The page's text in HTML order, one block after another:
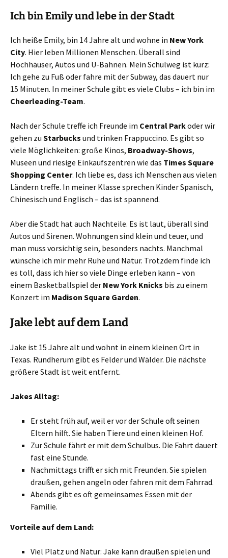
Ich bin Emily und lebe in der Stadt
Ich heiße Emily, bin 14 Jahre alt und wohne in New York
City. Hier leben Millionen Menschen. Überall sind
Hochhäuser, Autos und U-Bahnen. Mein Schulweg ist kurz:
Ich gehe zu Fuß oder fahre mit der Subway, das dauert nur
15 Minuten. In meiner Schule gibt es viele Clubs – ich bin im
Cheerleading-Team.
Nach der Schule treffe ich Freunde im Central Parkoder wir
gehen zu Starbucks und trinken Frappuccino. Es gibt so
viele Möglichkeiten: große Kinos, Broadway-Shows,
Museen und riesige Einkaufszentren wie das Times Square
Shopping Center. Ich liebe es, dass ich Menschen aus vielen
Ländern treffe. In meiner Klasse sprechen Kinder Spanisch,
Chinesisch und Englisch – das ist spannend.
Aber die Stadt hat auch Nachteile. Es ist laut, überall sind
Autos und Sirenen. Wohnungen sind klein und teuer, und
man muss vorsichtig sein, besonders nachts. Manchmal
wünsche ich mir mehr Ruhe und Natur. Trotzdem finde ich
es toll, dass ich hier so viele Dinge erleben kann – von
einem Basketballspiel der New York Knicks bis zu einem
Konzert im Madison Square Garden.
Jake lebt auf dem Land
Jake ist 15 Jahre alt und wohnt in einem kleinen Ort in
Texas. Rundherum gibt es Felder und Wälder. Die nächste
größere Stadt ist weit entfernt.
Jakes Alltag:
Er steht früh auf, weil er vor der Schule oft seinen
Eltern hilft. Sie haben Tiere und einen kleinen Hof.
Zur Schule fährt er mit dem Schulbus. Die Fahrt dauert
fast eine Stunde.
Nachmittags trifft er sich mit Freunden. Sie spielen
draußen, gehen angeln oder fahren mit dem Fahrrad.
Abends gibt es oft gemeinsames Essen mit der
Familie.
Vorteile auf dem Land:
Viel Platz und Natur: Jake kann draußen spielen und